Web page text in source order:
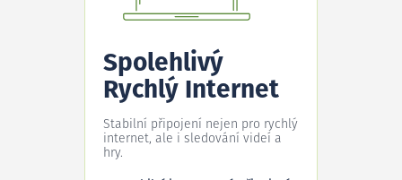
Spolehlivý
Rychlý Internet
Stabilní připojení nejen pro rychlý
internet, ale i sledování videí a
hry.